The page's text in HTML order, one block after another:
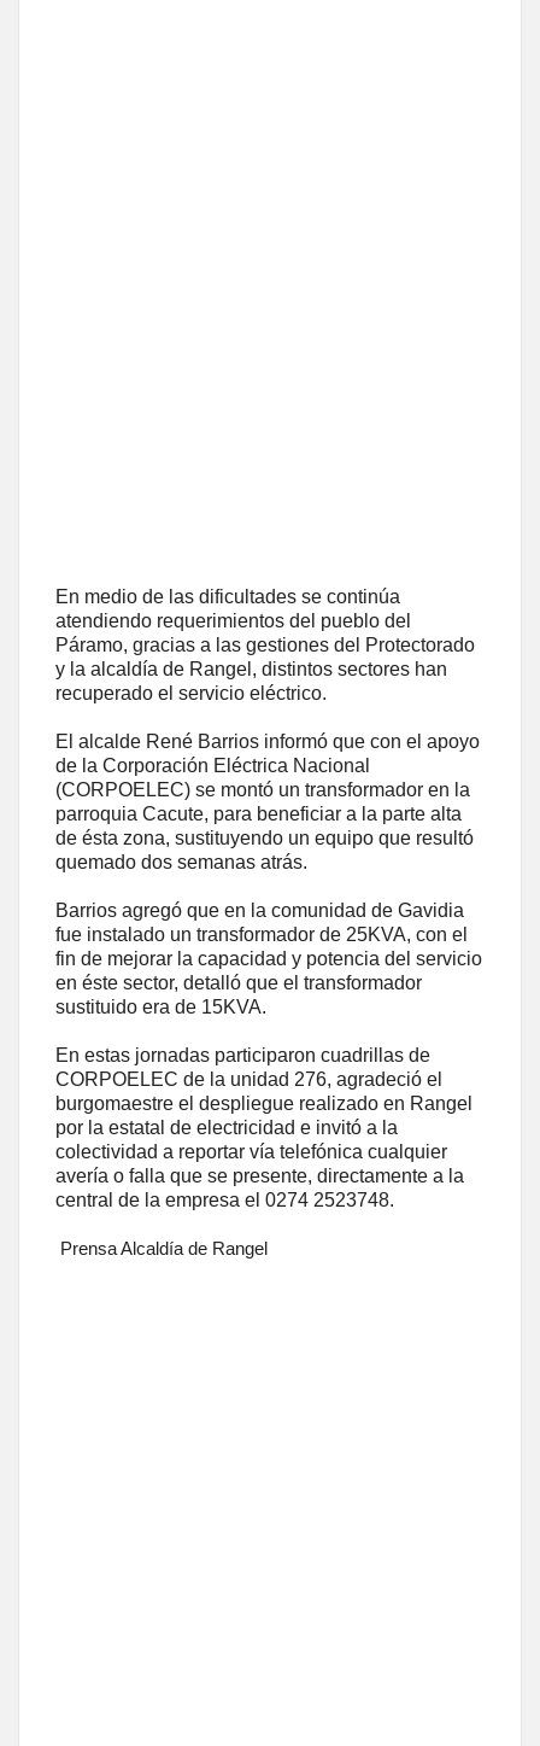
En medio de las dificultades se continúa
atendiendo requerimientos del pueblo del
Páramo, gracias a las gestiones del Protectorado
y la alcaldía de Rangel, distintos sectores han
recuperado el servicio eléctrico.
El alcalde René Barrios informó que con el apoyo
de la Corporación Eléctrica Nacional
(CORPOELEC) se montó un transformador en la
parroquia Cacute, para beneficiar a la parte alta
de ésta zona, sustituyendo un equipo que resultó
quemado dos semanas atrás.
Barrios agregó que en la comunidad de Gavidia
fue instalado un transformador de 25KVA, con el
fin de mejorar la capacidad y potencia del servicio
en éste sector, detalló que el transformador
sustituido era de 15KVA.
En estas jornadas participaron cuadrillas de
CORPOELEC de la unidad 276, agradeció el
burgomaestre el despliegue realizado en Rangel
por la estatal de electricidad e invitó a la
colectividad a reportar vía telefónica cualquier
avería o falla que se presente, directamente a la
central de la empresa el 0274 2523748.
Prensa Alcaldía de Rangel